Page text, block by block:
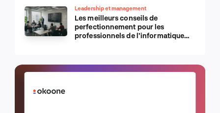
Leadership et management
Les meilleurs conseils de
perfectionnement pour les
professionnels de l’informatique